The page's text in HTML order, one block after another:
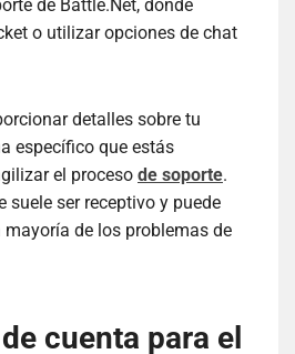
de Battle.Net, donde
o utilizar opciones de chat
detalles sobre tu
específico que estás
el proceso de soporte.
suele ser receptivo y puede
de los problemas de
cuenta para el